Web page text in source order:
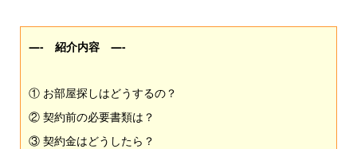
—- 紹介内容 —-
① お部屋探しはどうするの？
② 契約前の必要書類は？
③ 契約金はどうしたら？